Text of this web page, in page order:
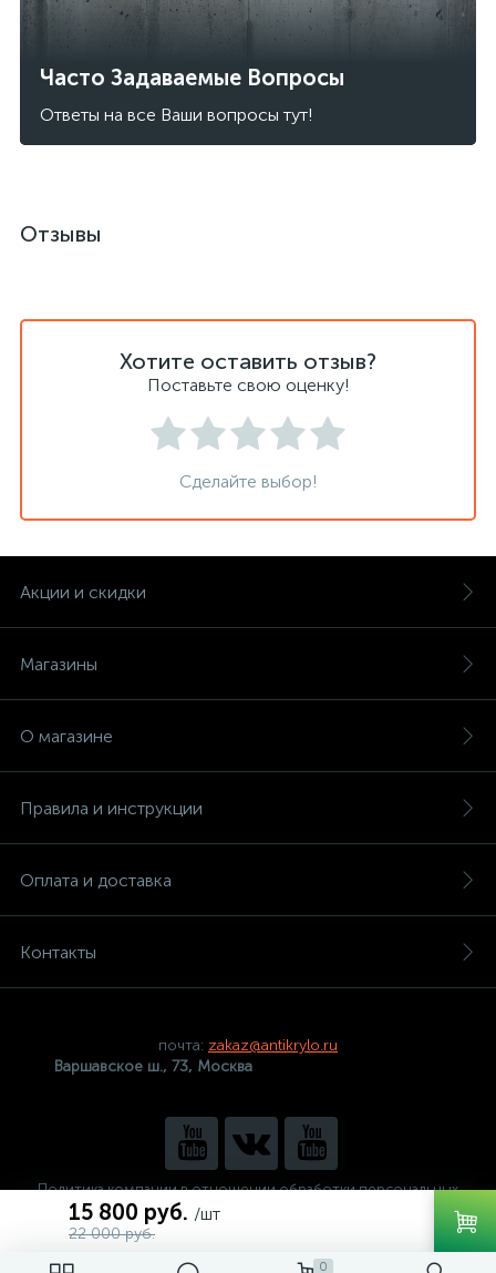
0
15 800 руб. /шт
22 000 руб.
Часто Задаваемые Вопросы
Ответы на все Ваши вопросы тут!
Отзывы
Хотите оставить отзыв?
Поставьте свою оценку!
Сделайте выбор!
Акции и скидки
Магазины
О магазине
Правила и инструкции
Оплата и доставка
Контакты
почта: zakaz@antikrylo.ru
Варшавское ш., 73, Москва
Политика компании в отношении обработки персональных